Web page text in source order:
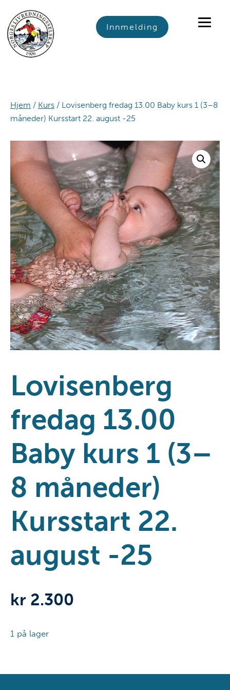
primary
navigation
main
content
footer
Innmelding
Hjem / Kurs / Lovisenberg fredag 13.00 Baby kurs 1 (3–8
måneder) Kursstart 22. august -25
Lovisenberg
fredag 13.00
Baby kurs 1 (3–
8 måneder)
Kursstart 22.
august -25
kr 2.300
1 på lager
fredag